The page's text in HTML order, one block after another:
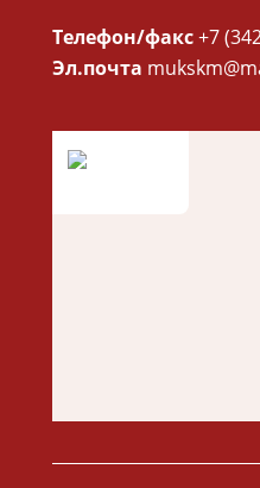
Телефон/факс+7
Эл.почта